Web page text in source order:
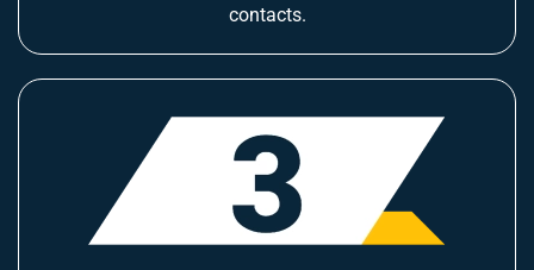
contacts.